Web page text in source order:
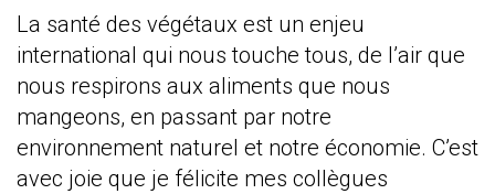
La santé des végétaux est un enjeu
international qui nous touche tous, de l’air que
nous respirons aux aliments que nous
mangeons, en passant par notre
environnement naturel et notre économie. C’est
avec joie que je félicite mes collègues